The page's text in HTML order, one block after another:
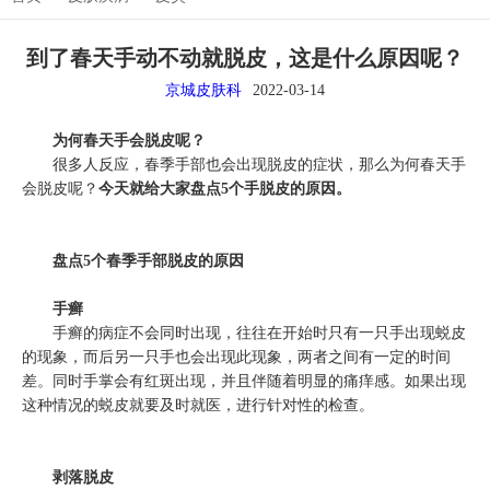
到了春天手动不动就脱皮，这是什么原因呢？
京城皮肤科 2022-03-14
为何春天手会脱皮呢？
很多人反应，春季手部也会出现脱皮的症状，那么为何春天手
会脱皮呢？ 今天就给大家盘点5个手脱皮的原因。
盘点5个春季手部脱皮的原因
手癣
手癣的病症不会同时出现，往往在开始时只有一只手出现蜕皮
的现象，而后另一只手也会出现此现象，两者之间有一定的时间
差。同时手掌会有红斑出现，并且伴随着明显的痛痒感。如果出现
这种情况的蜕皮就要及时就医，进行针对性的检查。
剥落脱皮